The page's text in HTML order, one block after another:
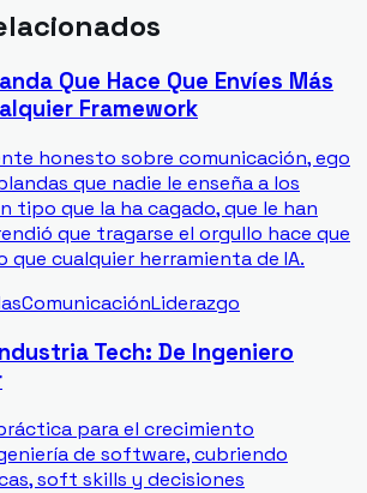
Que Hace Que Envíes Más
Framework
honesto sobre comunicación, ego
que nadie le enseña a los
tipo que la ha cagado, que le han
que tragarse el orgullo hace que
que cualquier herramienta de IA.
ComunicaciónLiderazgo
Tech: De Ingeniero
para el crecimiento
de software, cubriendo
soft skills y decisiones